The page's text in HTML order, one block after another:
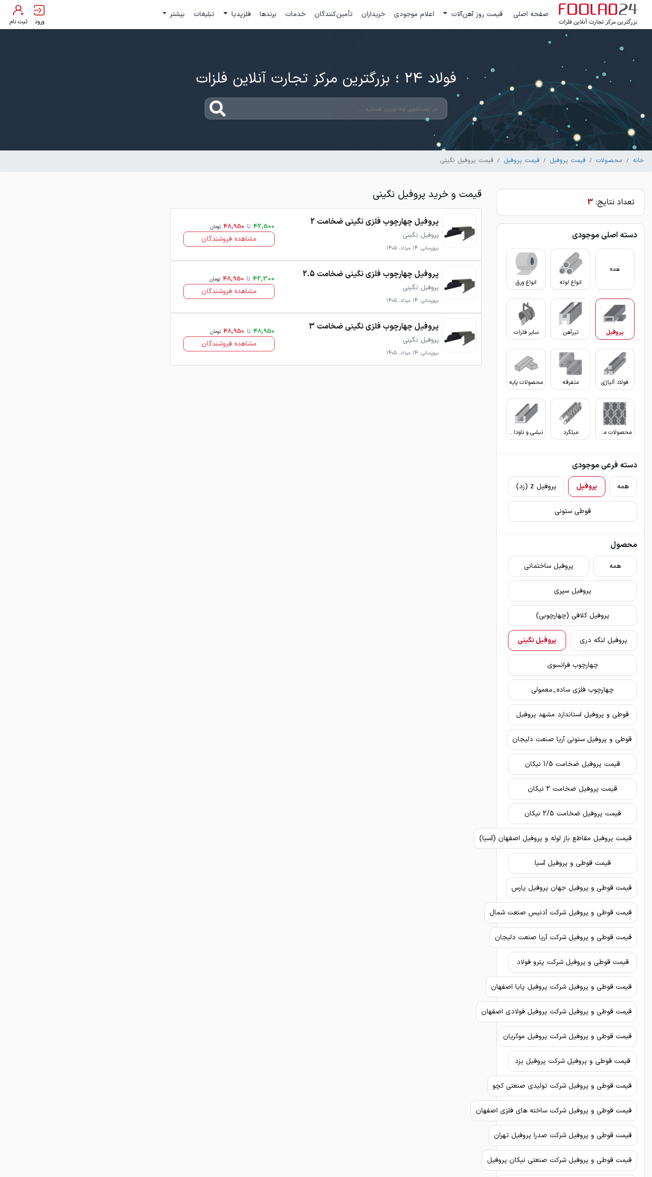
صفحه اصلی قیمت روز آهن‌آلات اعلام موجودی خریداران تأمین‌کنندگان خدمات برندها فلزپدیا تبلیغات بیشتر
ورود ثبت نام
فولاد 24 ؛ بزرگترین مرکز تجارت آنلاین فلزات
خانه محصولات قیمت پروفیل قیمت پروفیل قیمت پروفیل نگینی
تعداد نتایج: 3
دسته اصلی موجودی
همه
انواع لوله
انواع ورق
پروفیل تیرآهن سایر فلزات
فولاد آلیاژی متفرقه محصولات پایه
محصولات مفتولی میلگرد نبشی و ناودانی
دسته فرعی موجودی
همه پروفیل پروفیل z (زد)
قوطی ستونی
محصول
همه پروفیل ساختمانی
پروفیل سپری
پروفیل کلافی (چهارچوبی)
پروفیل لنگه دری پروفیل نگینی
چهارچوب فرانسوی
چهارچوب فلزی ساده_معمولی
قوطی و پروفیل استاندارد مشهد پروفیل
قوطی و پروفیل ستونی آریا صنعت دلیجان
قیمت پروفیل ضخامت 1/5 نیکان
قیمت پروفیل ضخامت 2 نیکان
قیمت پروفیل ضخامت 2/5 نیکان
قیمت پروفیل مقاطع باز لوله و پروفیل اصفهان (آسیا)
قیمت قوطی و پروفیل آسیا
قیمت قوطی و پروفیل جهان پروفیل پارس
قیمت قوطی و پروفیل شرکت آدنیس صنعت شمال
قیمت قوطی و پروفیل شرکت آریا صنعت دلیجان
قیمت قوطی و پروفیل شرکت پترو فولاد
قیمت قوطی و پروفیل شرکت پروفیل پایا اصفهان
قیمت قوطی و پروفیل شرکت پروفیل فولادی اصفهان
قیمت قوطی و پروفیل شرکت پروفیل موکریان
قیمت قوطی و پروفیل شرکت پروفیل یزد
قیمت قوطی و پروفیل شرکت تولیدی صنعتی کچو
قیمت قوطی و پروفیل شرکت ساخته های فلزی اصفهان
قیمت قوطی و پروفیل شرکت صدرا پروفیل تهران
قیمت قوطی و پروفیل شرکت صنعتی نیکان پروفیل
قیمت و خرید پروفیل نگینی
پروفیل چهارچوب فلزی نگینی ضخامت 2
پروفیل نگینی
بروزرسانی: 14 مرداد، 1405
42,500 تا 48,950 تومان
مشاهده فروشندگان
پروفیل چهارچوب فلزی نگینی ضخامت 2.5
پروفیل نگینی
بروزرسانی: 14 مرداد، 1405
42,300 تا 48,950 تومان
مشاهده فروشندگان
پروفیل چهارچوب فلزی نگینی ضخامت 3
پروفیل نگینی
بروزرسانی: 14 مرداد، 1405
48,950 تا 48,950 تومان
مشاهده فروشندگان